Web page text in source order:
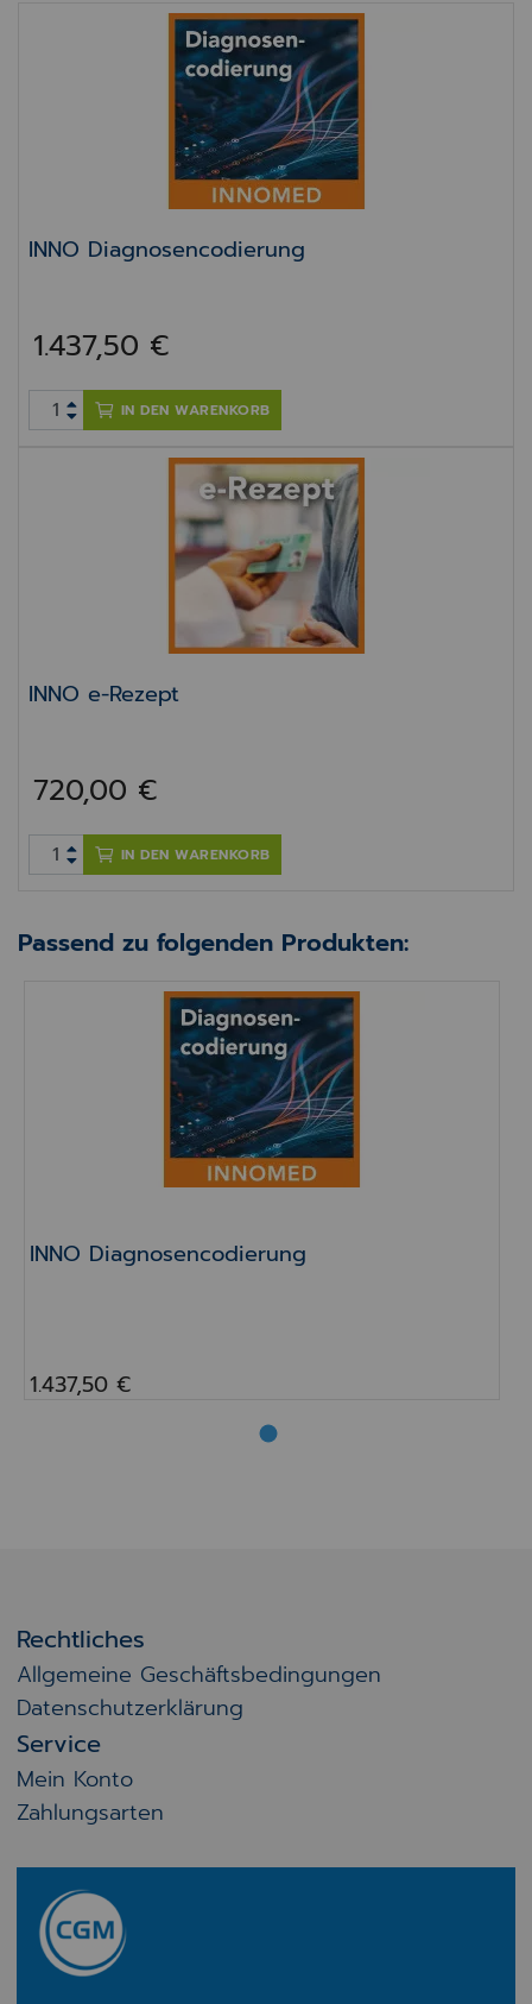
INNO Diagnosencodierung
INNO Diagnosencodierung
1.437,50 €
IN DEN WARENKORB
INNO e-Rezept
720,00 €
IN DEN WARENKORB
Passend zu folgenden Produkten:
INNO Diagnosencodierung
INNO Diagnosencodierung
1.437,50 €
Rechtliches
Allgemeine Geschäftsbedingungen
Datenschutzerklärung
Service
Mein Konto
Zahlungsarten